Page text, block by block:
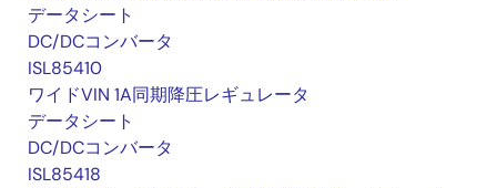
データシート
DC/DCコンバータ
ISL85410
ワイドVIN 1A同期降圧レギュレータ
データシート
DC/DCコンバータ
ISL85418